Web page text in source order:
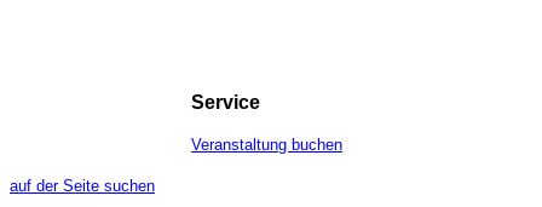
Service
Veranstaltung buchen
auf der Seite suchen